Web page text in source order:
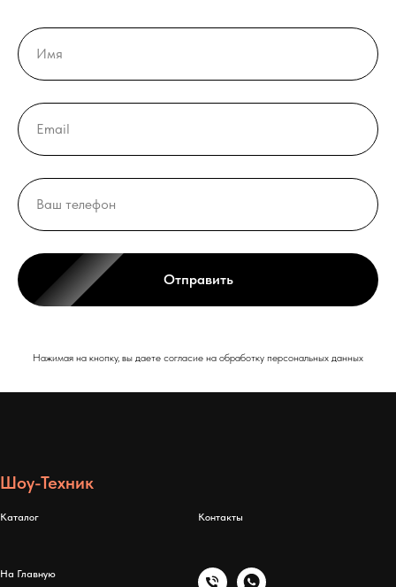
Отправить
Нажимая на кнопку, вы даете согласие на обработку персональных данных
Шоу-Техник
Каталог Контакты
На Главную